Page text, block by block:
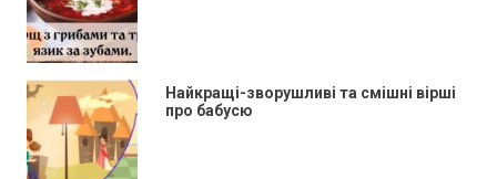
Найкращі-зворушливі та смішні вірші
про бабусю